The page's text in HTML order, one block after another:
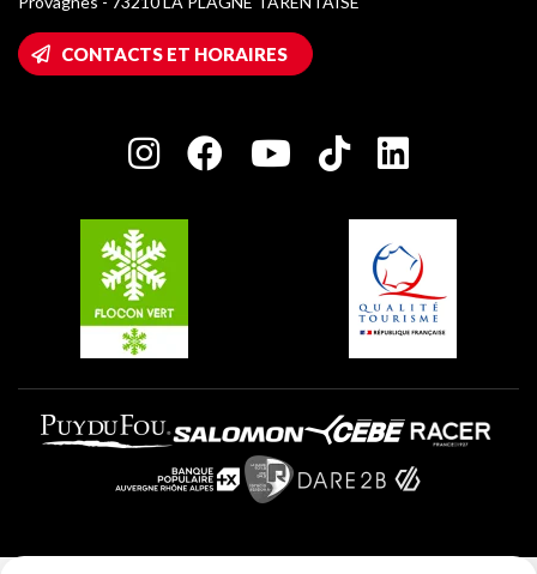
Logos La Plagne
Accès Wifi
Maison des Propriétaires
Charte des Acteurs Engagés
Plagne 1800
Plagne Villages
Plagne Aime 2000
CONTACTS ET HORAIRES